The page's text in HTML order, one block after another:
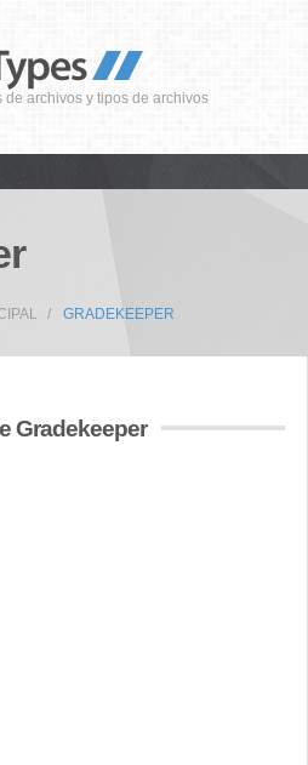
de archivos y tipos de archivos
GRADEKEEPER
Gradekeeper